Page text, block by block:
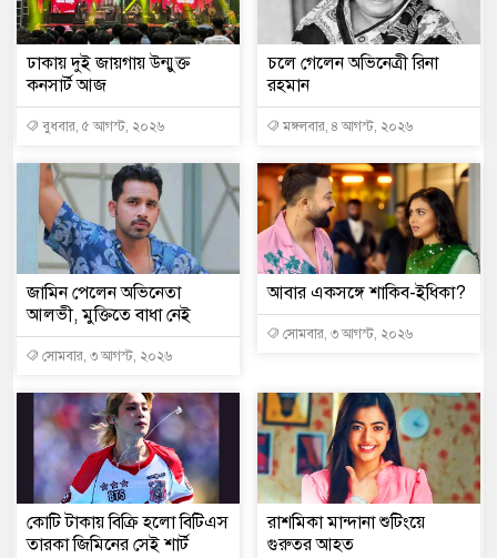
ঢাকায় দুই জায়গায় উন্মুক্ত
কনসার্ট আজ
বুধবার, ৫ আগস্ট, ২০২৬
চলে গেলেন অভিনেত্রী রিনা
রহমান
মঙ্গলবার, ৪ আগস্ট, ২০২৬
জামিন পেলেন অভিনেতা
আলভী, মুক্তিতে বাধা নেই
সোমবার, ৩ আগস্ট, ২০২৬
আবার একসঙ্গে শাকিব-ইধিকা?
সোমবার, ৩ আগস্ট, ২০২৬
কোটি টাকায় বিক্রি হলো বিটিএস
তারকা জিমিনের সেই শার্ট
রাশমিকা মান্দানা শুটিংয়ে
গুরুতর আহত